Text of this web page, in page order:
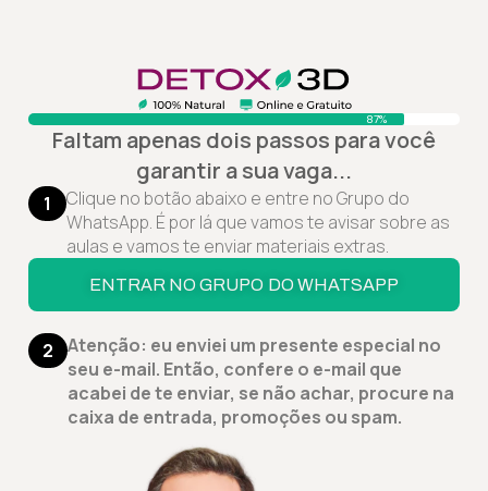
87%
Faltam apenas dois passos para você
garantir a sua vaga...
1
Clique no botão abaixo e entre no Grupo do
WhatsApp. É por lá que vamos te avisar sobre as
aulas e vamos te enviar materiais extras.
ENTRAR NO GRUPO DO WHATSAPP
2
Atenção: eu enviei um presente especial no
seu e-mail. Então, confere o e-mail que
acabei de te enviar, se não achar, procure na
caixa de entrada, promoções ou spam.